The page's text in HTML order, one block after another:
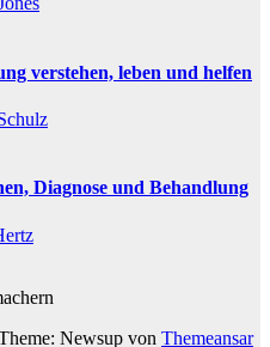
verstehen, leben und helfen
Diagnose und Behandlung
Newsup von Themeansar